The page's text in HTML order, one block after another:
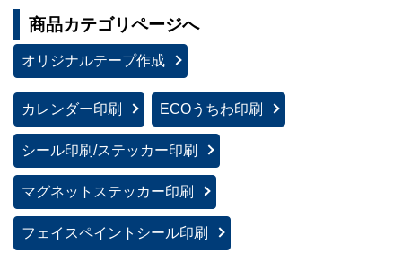
商品カテゴリページへ
オリジナルテープ作成
カレンダー印刷 ECOうちわ印刷
シール印刷/ステッカー印刷
マグネットステッカー印刷
フェイスペイントシール印刷